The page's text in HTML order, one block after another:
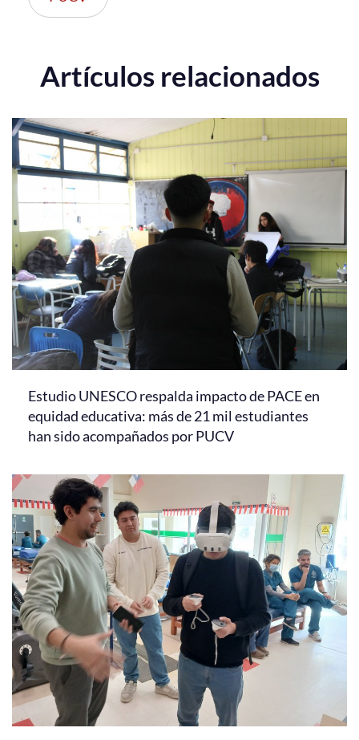
Artículos relacionados
Estudio UNESCO respalda impacto de PACE en
equidad educativa: más de 21 mil estudiantes
han sido acompañados por PUCV